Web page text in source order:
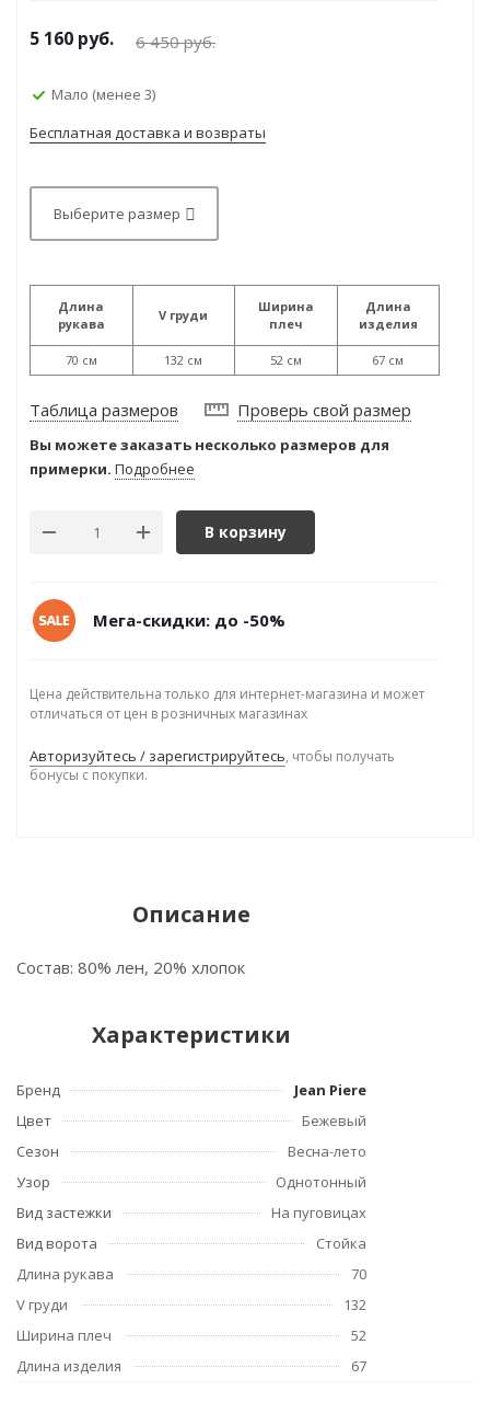
6 450руб.
5 160 руб.
Мало (менее 3)
Бесплатная доставка и возвраты
Выберите размер
Длина
рукава
70 см
V груди
132 см
Ширина
плеч
52 см
Длина
изделия
67 см
Таблица размеров Проверь свой размер
Вы можете заказать несколько размеров для
примерки. Подробнее
В корзину
Мега-скидки: до -50%
Цена действительна только для интернет-магазина и может
отличаться от цен в розничных магазинах
Авторизуйтесь / зарегистрируйтесь, чтобы получать
бонусы с покупки.
Описание
Состав: 80% лен, 20% хлопок
Характеристики
Бренд
Jean Piere
Цвет
Бежевый
Сезон
Весна-лето
Узор
Однотонный
Вид застежки
На пуговицах
Вид ворота
Стойка
Длина рукава
70
V груди
132
Ширина плеч
52
Длина изделия
67